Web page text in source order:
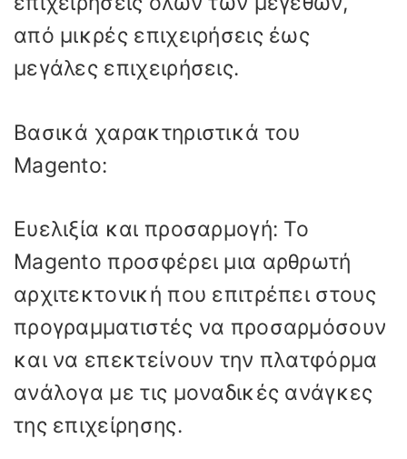
από μικρές επιχειρήσεις έως
μεγάλες επιχειρήσεις.
Βασικά χαρακτηριστικά του
Magento:
Ευελιξία και προσαρμογή: Το
Magento προσφέρει μια αρθρωτή
αρχιτεκτονική που επιτρέπει στους
προγραμματιστές να προσαρμόσουν
και να επεκτείνουν την πλατφόρμα
ανάλογα με τις μοναδικές ανάγκες
της επιχείρησης.